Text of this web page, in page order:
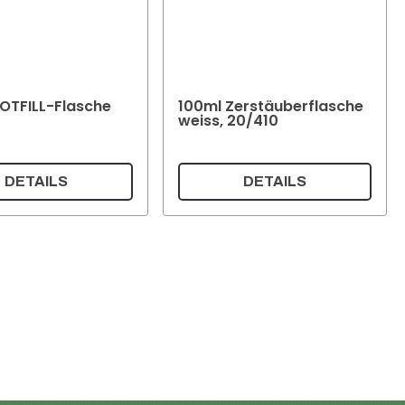
Flasche
DETAILS
100ml Zerstäuberflasche
weiss, 20/410
DETAILS